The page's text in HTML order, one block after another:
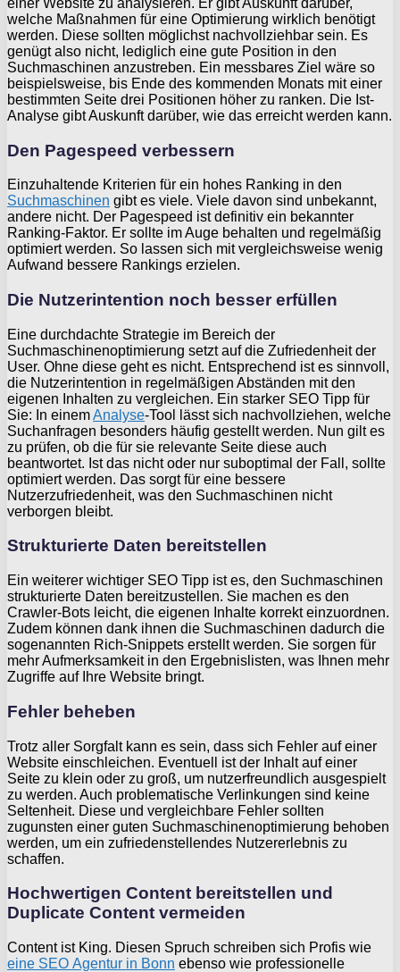
welche Maßnahmen für eine Optimierung wirklich benötigt
werden. Diese sollten möglichst nachvollziehbar sein. Es
genügt also nicht, lediglich eine gute Position in den
Suchmaschinen anzustreben. Ein messbares Ziel wäre so
beispielsweise, bis Ende des kommenden Monats mit einer
bestimmten Seite drei Positionen höher zu ranken. Die Ist-
Analyse gibt Auskunft darüber, wie das erreicht werden kann.
Den Pagespeed verbessern
Einzuhaltende Kriterien für ein hohes Ranking in den
Suchmaschinen gibt es viele. Viele davon sind unbekannt,
andere nicht. Der Pagespeed ist definitiv ein bekannter
Ranking-Faktor. Er sollte im Auge behalten und regelmäßig
optimiert werden. So lassen sich mit vergleichsweise wenig
Aufwand bessere Rankings erzielen.
Die Nutzerintention noch besser erfüllen
Eine durchdachte Strategie im Bereich der
Suchmaschinenoptimierung setzt auf die Zufriedenheit der
User. Ohne diese geht es nicht. Entsprechend ist es sinnvoll,
die Nutzerintention in regelmäßigen Abständen mit den
eigenen Inhalten zu vergleichen. Ein starker SEO Tipp für
Sie: In einemAnalyse-Tool lässt sich nachvollziehen, welche
Suchanfragen besonders häufig gestellt werden. Nun gilt es
zu prüfen, ob die für sie relevante Seite diese auch
beantwortet. Ist das nicht oder nur suboptimal der Fall, sollte
optimiert werden. Das sorgt für eine bessere
Nutzerzufriedenheit, was den Suchmaschinen nicht
verborgen bleibt.
Strukturierte Daten bereitstellen
Ein weiterer wichtiger SEO Tipp ist es, den Suchmaschinen
strukturierte Daten bereitzustellen. Sie machen es den
Crawler-Bots leicht, die eigenen Inhalte korrekt einzuordnen.
Zudem können dank ihnen die Suchmaschinen dadurch die
sogenannten Rich-Snippets erstellt werden. Sie sorgen für
mehr Aufmerksamkeit in den Ergebnislisten, was Ihnen mehr
Zugriffe auf Ihre Website bringt.
Fehler beheben
Trotz aller Sorgfalt kann es sein, dass sich Fehler auf einer
Website einschleichen. Eventuell ist der Inhalt auf einer
Seite zu klein oder zu groß, um nutzerfreundlich ausgespielt
zu werden. Auch problematische Verlinkungen sind keine
Seltenheit. Diese und vergleichbare Fehler sollten
zugunsten einer guten Suchmaschinenoptimierung behoben
werden, um ein zufriedenstellendes Nutzererlebnis zu
schaffen.
Hochwertigen Content bereitstellen und
Duplicate Content vermeiden
Content ist King. Diesen Spruch schreiben sich Profis wie
eine SEO Agentur in Bonn ebenso wie professionelle